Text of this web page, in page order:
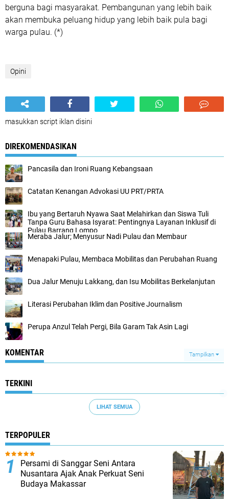
berguna bagi masyarakat. Pembangunan yang lebih baik
akan membuka peluang hidup yang lebih baik pula bagi
warga pulau. (*)
Opini
masukkan script iklan disini
DIREKOMENDASIKAN
Pancasila dan Ironi Ruang Kebangsaan
Catatan Kenangan Advokasi UU PRT/PRTA
Ibu yang Bertaruh Nyawa Saat Melahirkan dan Siswa Tuli
Tanpa Guru Bahasa Isyarat: Pentingnya Layanan Inklusif di
Pulau Barrang Lompo
Meraba Jalur; Menyusur Nadi Pulau dan Membaur
Menapaki Pulau, Membaca Mobilitas dan Perubahan Ruang
Dua Jalur Menuju Lakkang, dan Isu Mobilitas Berkelanjutan
Literasi Perubahan Iklim dan Positive Journalism
Perupa Anzul Telah Pergi, Bila Garam Tak Asin Lagi
KOMENTAR Tampilkan
TERKINI
LIHAT SEMUA
TERPOPULER
Persami di Sanggar Seni Antara
Nusantara Ajak Anak Perkuat Seni
Budaya Makassar